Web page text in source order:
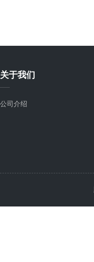
关于我们
公司介绍